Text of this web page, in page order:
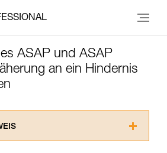
ASAP und ASAP
an ein Hindernis